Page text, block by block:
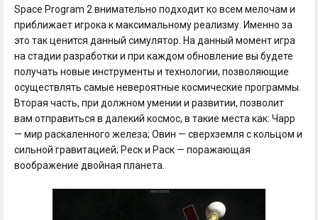
Space Program 2 внимательно подходит ко всем мелочам и
приближает игрока к максимальному реализму. Именно за
это так ценится данный симулятор. На данный момент игра
на стадии разработки и при каждом обновление вы будете
получать новые инструменты и технологии, позволяющие
осуществлять самые невероятные космические программы.
Вторая часть, при должном умении и развитии, позволит
вам отправиться в далекий космос, в такие места как: Чарр
— мир раскаленного железа; Овин — сверхземля с кольцом и
сильной гравитацией; Реск и Раск — поражающая
воображение двойная планета.